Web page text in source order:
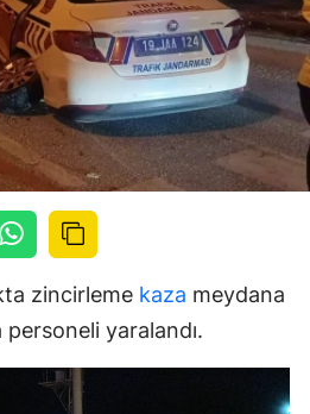
zincirleme kaza meydana
yaralandı.